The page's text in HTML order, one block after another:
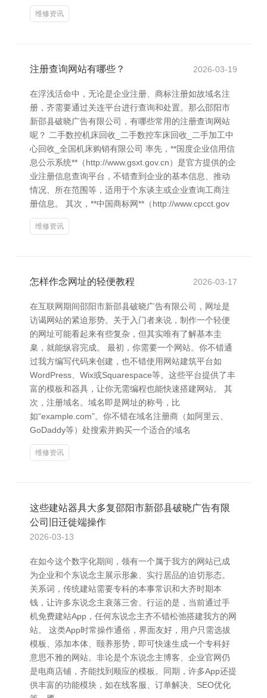
维修资讯
注册查询网站有哪些？ 2026-03-19
在浮浅活命中，无论是企业注册、商标注册如故域名注
册，齐需要通过关连平台进行查询和处置。那么邵阳市
新邵县破晓广告有限公司，有哪些常用的注册查询网站
呢？ 二手数控机床回收_二手数控车床回收_二手加工中
心回收_全国机床购销有限公司 率先，**国度企业信用信
息公示系统**（http://www.gsxt.gov.cn）是官方提供的企
业注册信息查询平台，不错查到企业的基本信息、推动
情况、所在范围等，适用于个东谈主或企业查询工商注
册信息。 其次，**中国商标网**（http://www.cpcct.gov
维修资讯
怎样作念网址的轻便教程 2026-03-17
在互联网期间邵阳市新邵县破晓广告有限公司，网址是
访谒网站的紧迫形势。关于入门者来说，制作一个轻便
的网址可能看起来有些复杂，但其实唯有了解基本圭
臬，就能纵容完成。 最初，你需要一个网站。你不错通
过我方编写代码来创建，也不错使用网站建筑平台如
WordPress、Wix或Squarespace等。这些平台提供了丰
富的模板和器具，让你无需编程也能快速搭建网站。 其
次，注册域名。域名即是网址的称号，比
如“example.com”。你不错在域名注册商（如阿里云、
GoDaddy等）处搜索并购买一个适合的域名
维修资讯
这些建站器具大多复邵阳市新邵县破晓广告有限
公司旧迁徙端操作
2026-03-13
在如今这个数字化期间，领有一个属于我方的网站已成
为企业和个东说念主展示形象、实行居品的迫切形态。
关系词，传统建站需要专科的本事常识和大齐时期本
钱，让许多东说念主衰落三舍。行运的是，当前通过手
机免费建站App，任何东说念主齐不错松弛搭建我方的网
站。 这类App时常操作通俗，界面友好，用户只需选拔
模板、添加本体、颐养形势，即可快速生成一个专科好
意思不雅的网站。非论是个东说念主博客、企业官网仍
是电商店铺，齐能找到顺应的模板。同期，许多App还提
供丰富的功能模块，如在线客服、订单解决、SEO优化